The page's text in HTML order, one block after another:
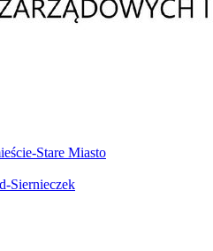
Stare Miasto
Siernieczek